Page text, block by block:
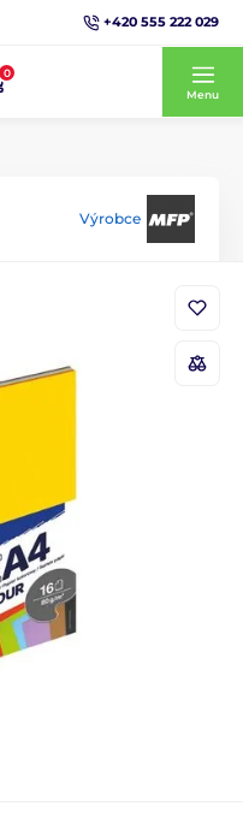
+420 555 222 029
0
Menu
Výrobce